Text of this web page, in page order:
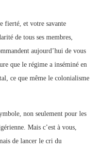
fierté, et votre savante
de tous ses membres,
aujourd’hui de vous
que le régime a inséminé en
ce que même le colonialisme
non seulement pour les
Mais c’est à vous,
de lancer le cri du